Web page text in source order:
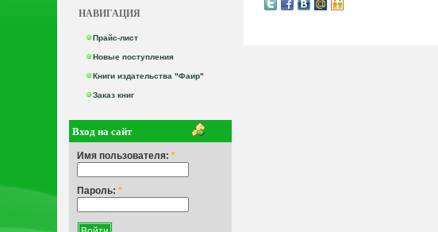
НАВИГАЦИЯ
Прайс-лист
Новые поступления
Книги издательства "Фаир"
Заказ книг
Вход на сайт
Имя пользователя: *
Пароль: *